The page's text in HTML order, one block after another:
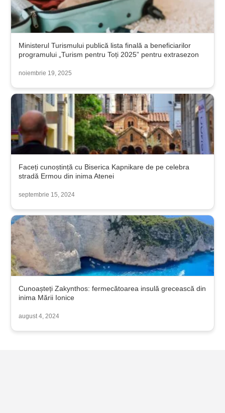
Ministerul Turismului publică lista finală a beneficiarilor
programului „Turism pentru Toți 2025” pentru extrasezon
noiembrie 19, 2025
Faceți cunoștință cu Biserica Kapnikare de pe celebra
stradă Ermou din inima Atenei
septembrie 15, 2024
Cunoașteți Zakynthos: fermecătoarea insulă grecească din
inima Mării Ionice
august 4, 2024